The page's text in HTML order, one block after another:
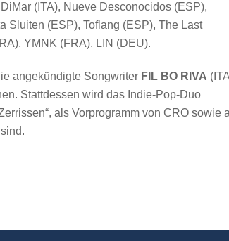
(ITA), Nueve Desconocidos (ESP),
Sluiten (ESP), Toflang (ESP), The Last
YMNK (FRA), LIN (DEU).
angekündigte Songwriter FIL BO RIVA
Stattdessen wird das Indie-Pop-Duo
als Vorprogramm von CRO sowie